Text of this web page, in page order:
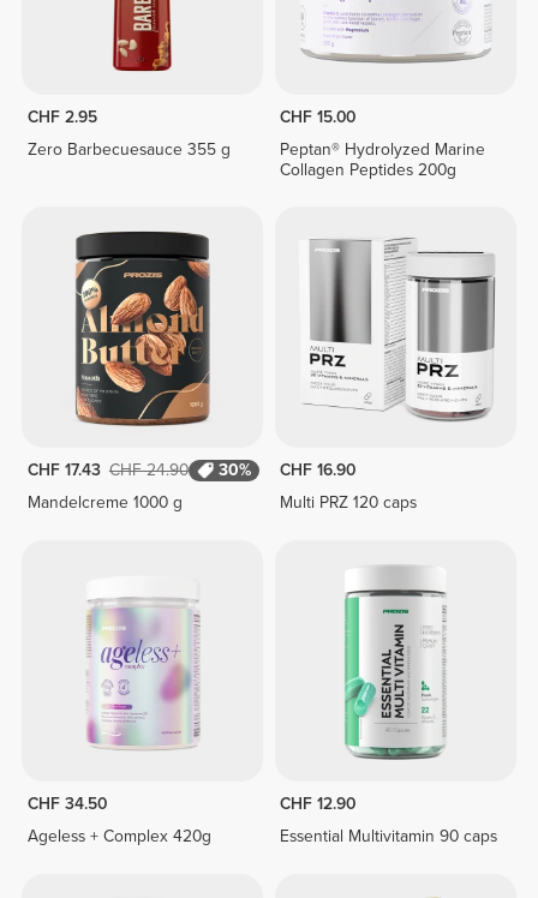
CHF 2.95
Zero Barbecuesauce 355 g
CHF 15.00
Peptan® Hydrolyzed Marine
Collagen Peptides 200g
CHF 17.43 CHF 24.90
30%
Mandelcreme 1000 g
CHF 16.90
Multi PRZ 120 caps
CHF 34.50
Ageless + Complex 420g
CHF 12.90
Essential Multivitamin 90 caps